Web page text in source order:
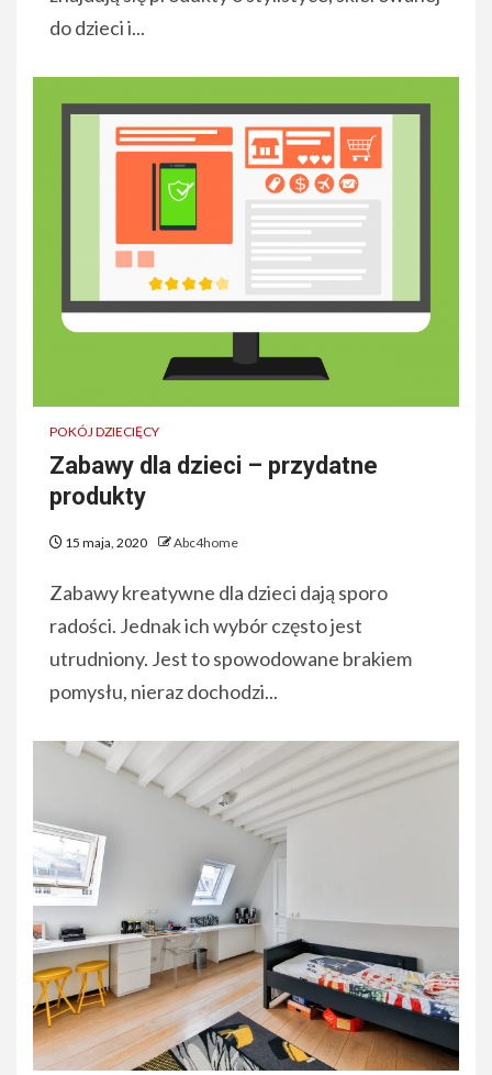
do dzieci i...
POKÓJ DZIECIĘCY
Zabawy dla dzieci – przydatne
produkty
15 maja, 2020 Abc4home
Zabawy kreatywne dla dzieci dają sporo
radości. Jednak ich wybór często jest
utrudniony. Jest to spowodowane brakiem
pomysłu, nieraz dochodzi...